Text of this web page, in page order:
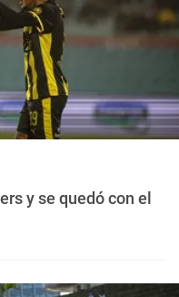
y se quedó con el